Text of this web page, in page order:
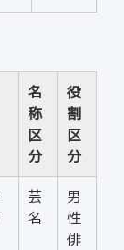
名
称
区
分
役
割
区
分
芸
名
男
性
俳